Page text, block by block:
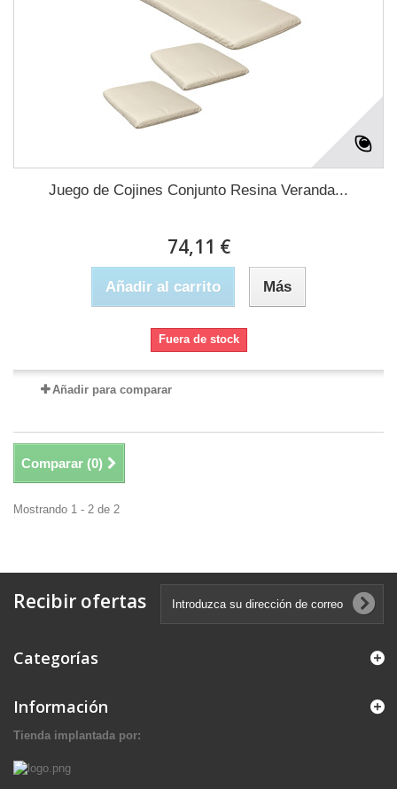
Juego de Cojines Conjunto Resina Veranda...
74,11 €
Añadir al carrito Más
Fuera de stock
Añadir para comparar
Comparar (0)
Mostrando 1 - 2 de 2
Recibir ofertas
Categorías
Información
Tienda implantada por: